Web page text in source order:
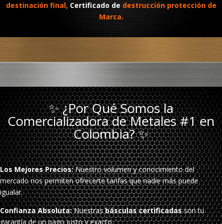
destinación final,Certificado dedestrucción protección de
Marca.
✨ ¿Por Qué Somos la
Comercializadora de Metales #1 en
Colombia? ✨
Los Mejores Precios:Nuestro volumen y conocimiento del
mercado nos permiten ofrecerte tarifas que nadie más puede
igualar.
Confianza Absoluta:Nuestrasbásculas certificadasson tu
garantía de un pago justo y exacto.